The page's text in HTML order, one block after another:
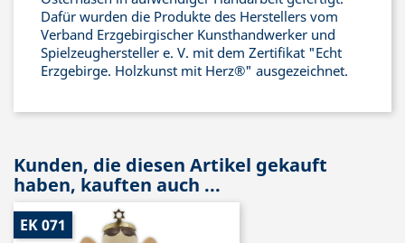
Dafür wurden die Produkte des Herstellers vom
Verband Erzgebirgischer Kunsthandwerker und
Spielzeughersteller e. V. mit dem Zertifikat "Echt
Erzgebirge. Holzkunst mit Herz®" ausgezeichnet.
Kunden, die diesen Artikel gekauft
haben, kauften auch ...
EK 071